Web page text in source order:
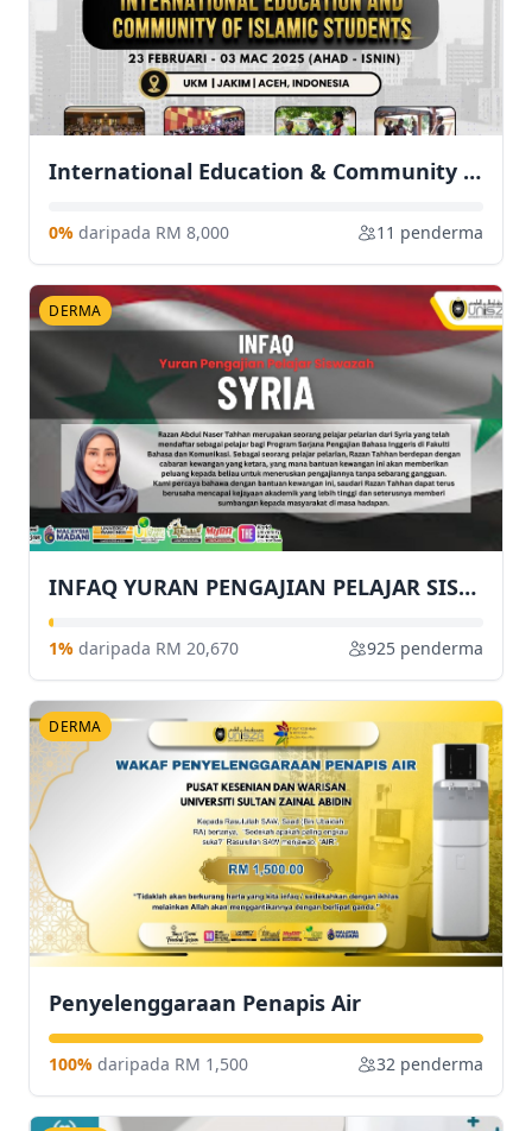
International Education & Community Of Islamic Student (IECIS)
0% daripada RM 8,000 11 penderma
DERMA
INFAQ YURAN PENGAJIAN PELAJAR SISWAZAH
1% daripada RM 20,670 925 penderma
DERMA
Penyelenggaraan Penapis Air
100% daripada RM 1,500 32 penderma